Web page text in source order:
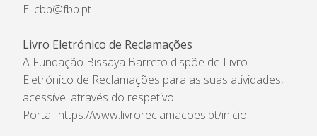
E: cbb@fbb.pt
Livro Eletrónico de Reclamações
A Fundação Bissaya Barreto dispõe de Livro
Eletrónico de Reclamações para as suas atividades,
acessível através do respetivo
Portal: https://www.livroreclamacoes.pt/inicio